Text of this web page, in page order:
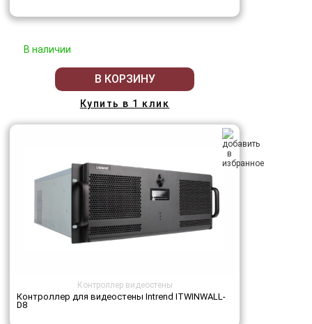
В наличии
В КОРЗИНУ
Купить в 1 клик
Контроллер видеостены
Контроллер для видеостены Intrend ITWINWALL-
D8